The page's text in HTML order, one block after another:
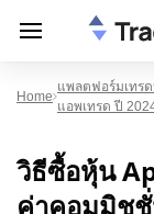
Home
แพลตฟอร์มเทร
แอพเทรด ปี
วิธีซื้อหุ้น
ค่าคอมมิช